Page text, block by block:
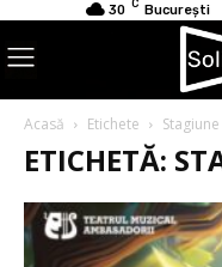
30 C București
Acasă Etichete Stagiune
ETICHETĂ: